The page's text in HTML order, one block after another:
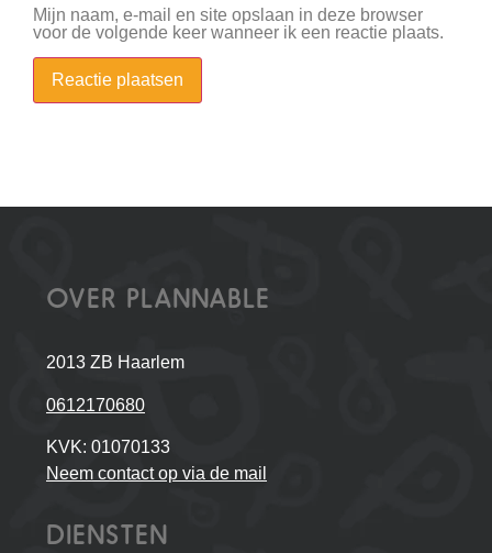
Mijn naam, e-mail en site opslaan in deze browser
voor de volgende keer wanneer ik een reactie plaats.
OVER PLANNABLE
2013 ZB Haarlem
0612170680
KVK: 01070133
Neem contact op via de mail
DIENSTEN